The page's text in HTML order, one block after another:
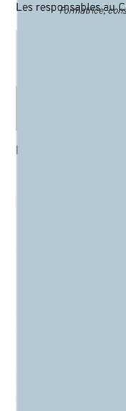
Formatrice,
Les responsables au
Retours de